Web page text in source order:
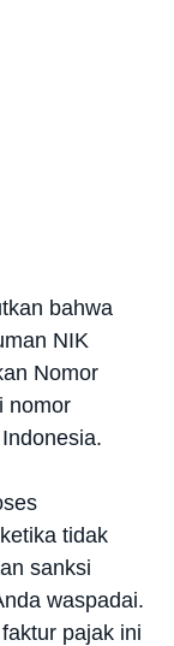
bahwa
NIK
Nomor
nomor
tidak
sanksi
waspadai.
pajak ini